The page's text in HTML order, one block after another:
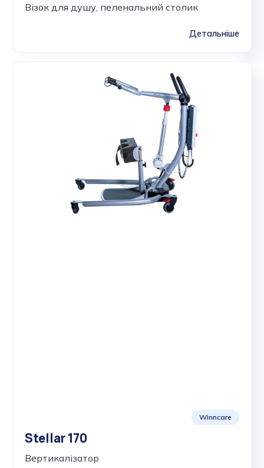
Візок для душу, пеленальний столик
Детальніше
Winncare
Stellar 170
Вертикалізатор